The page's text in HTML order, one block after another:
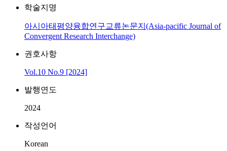
학술지명
아시아태평양융합연구교류논문지(Asia-pacific Journal of
Convergent Research Interchange)
권호사항
Vol.10 No.9 [2024]
발행연도
2024
작성언어
Korean